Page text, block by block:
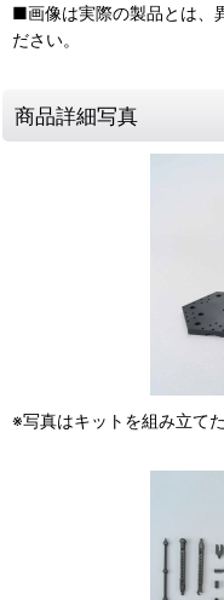
■画像は実際の製品とは、
ださい。
商品詳細写真
※写真はキットを組み立てた